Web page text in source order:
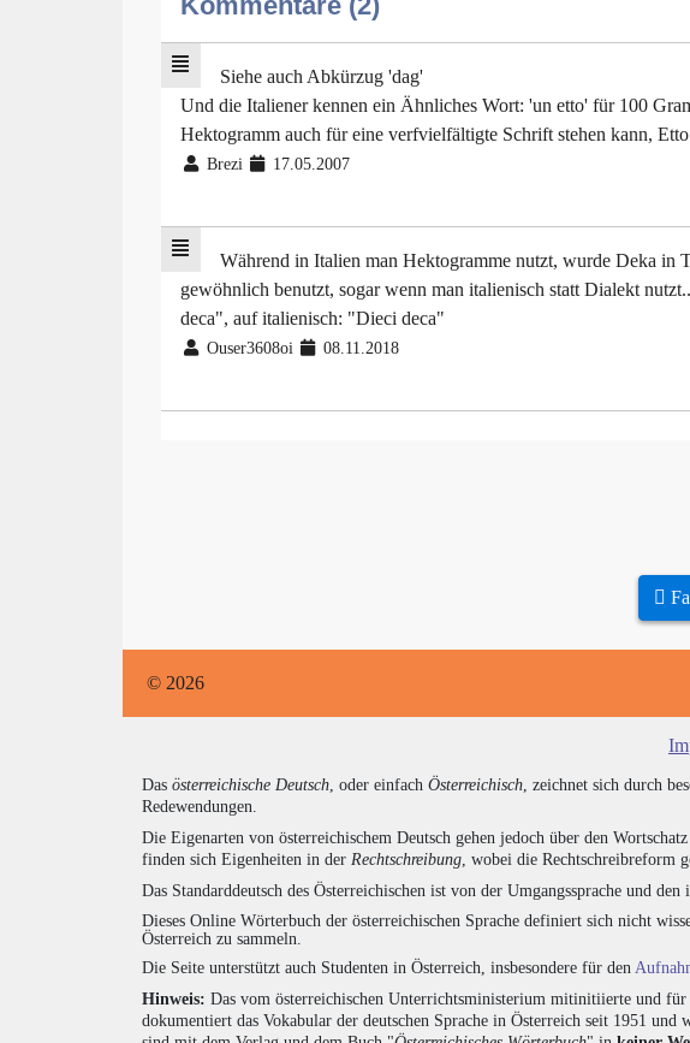
Siehe auch Abkürzug 'dag'
Und die Italiener kennen ein Ähnliches Wort: 'un etto' für 100
Hektogramm auch für eine verfvielfältigte Schrift stehen kann,
Brezi 17.05.2007
Während in Italien man Hektogramme nutzt, wurde Deka in
gewöhnlich benutzt, sogar wenn man italienisch statt Dialekt
deca", auf italienisch: "Dieci deca"
Ouser3608oi 08.11.2018
© 2026
Das österreichische Deutsch , oder einfach Österreichisch , zeichnet sich durch
Redewendungen.
Die Eigenarten von österreichischem Deutsch gehen jedoch über den
finden sich Eigenheiten in der Rechtschreibung , wobei die Rechtschreibreform
Das Standarddeutsch des Österreichischen ist von der Umgangssprache und
Dieses Online Wörterbuch der österreichischen Sprache definiert sich nicht
Österreich zu sammeln.
Die Seite unterstützt auch Studenten in Österreich, insbesondere für den
Hinweis: Das vom österreichischen Unterrichtsministerium mitinitiierte und
dokumentiert das Vokabular der deutschen Sprache in Österreich seit 1951 und